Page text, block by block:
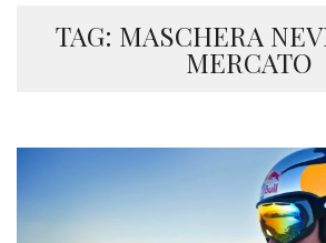
TAG: MASCHERA
MERCATO